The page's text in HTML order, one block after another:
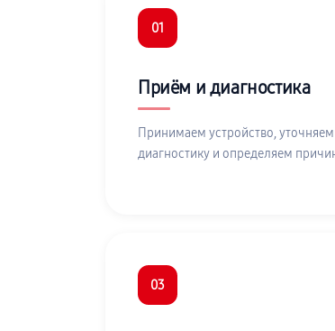
01
Приём и диагностика
Принимаем устройство,
диагностику и определяем
03